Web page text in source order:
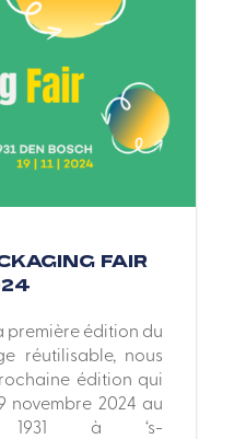
Fair
première édition du
réutilisable, nous
édition qui
novembre 2024 au
1931 à ‘s-